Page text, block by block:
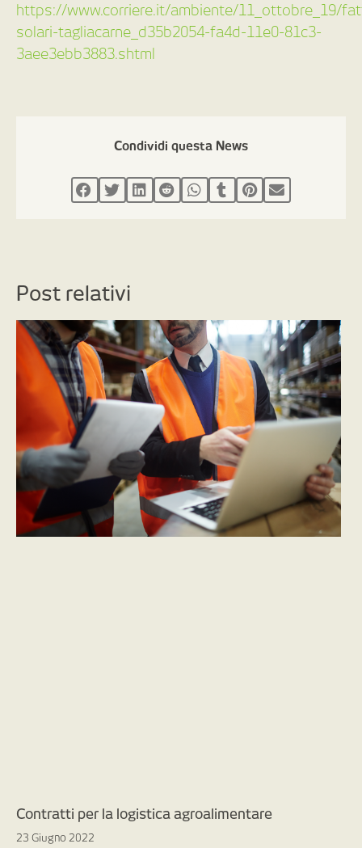
https://www.corriere.it/ambiente/11_ottobre_19/
solari-tagliacarne_d35b2054-fa4d-11e0-81c3-
3aee3ebb3883.shtml
Condividi questa News
Post relativi
Contratti per la logistica agroalimentare
23 Giugno 2022